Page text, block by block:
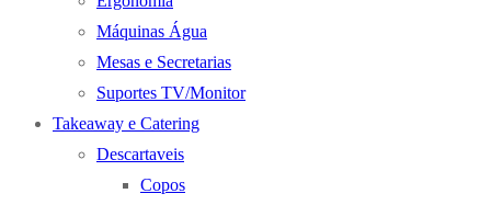
Máquinas Água
Mesas e Secretarias
Suportes TV/Monitor
Takeaway e Catering
Descartaveis
Copos